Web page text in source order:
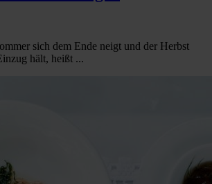
sich dem Ende neigt und der Herbst
hält, heißt ...